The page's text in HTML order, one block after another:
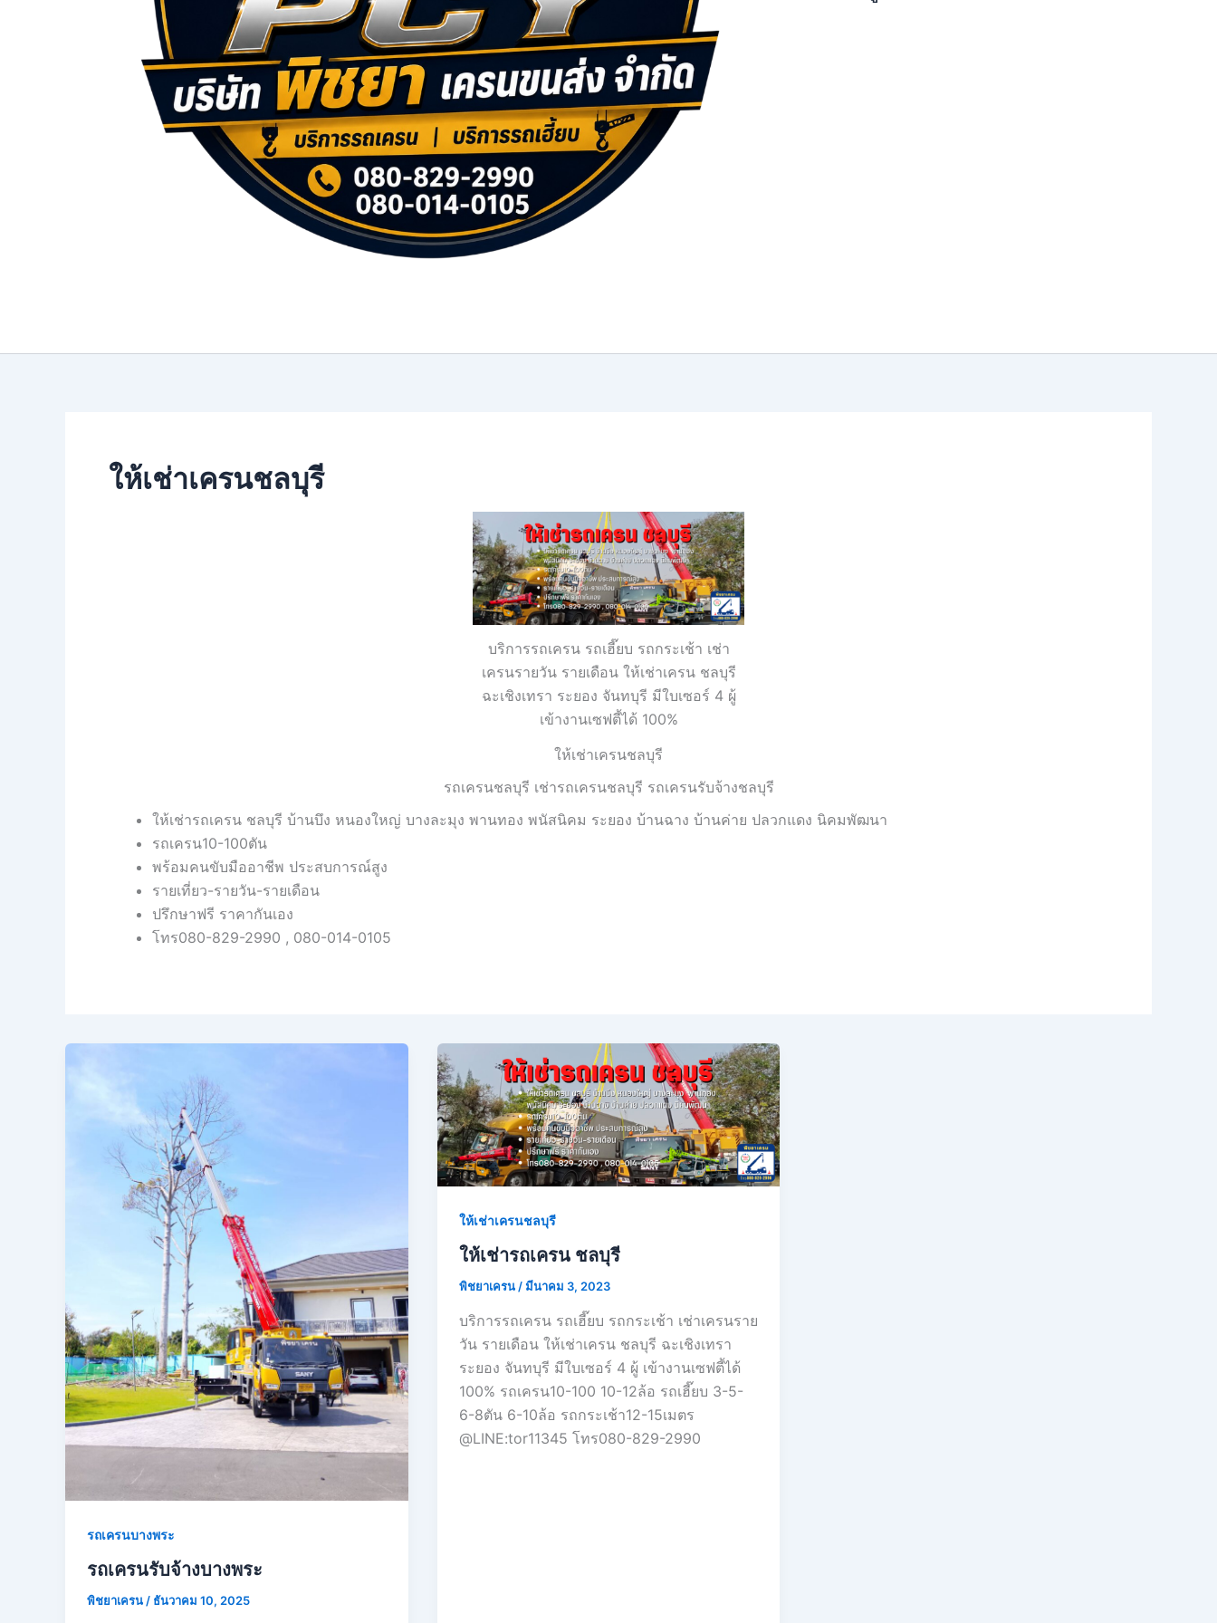
ให้เช่าเครนชลบุรี
บริการรถเครน รถเฮี๊ยบ รถกระเช้า เช่า
เครนรายวัน รายเดือน ให้เช่าเครน ชลบุรี
ฉะเชิงเทรา ระยอง จันทบุรี มีใบเซอร์ 4 ผู้
เข้างานเซฟตี้ได้ 100%
ให้เช่าเครนชลบุรี
รถเครนชลบุรี เช่ารถเครนชลบุรี รถเครนรับจ้างชลบุรี
ให้เช่ารถเครน ชลบุรี บ้านบึง หนองใหญ่ บางละมุง พานทอง พนัสนิคม ระยอง บ้านฉาง บ้านค่าย ปลวกแดง นิคมพัฒนา
รถเครน10-100ตัน
พร้อมคนขับมืออาชีพ ประสบการณ์สูง
รายเที่ยว-รายวัน-รายเดือน
ปรึกษาฟรี ราคากันเอง
โทร080-829-2990 , 080-014-0105
รถเครนบางพระ
รถเครนรับจ้างบางพระ
พิชยาเครน / ธันวาคม 10, 2025
ให้เช่าเครนชลบุรี
ให้เช่ารถเครน ชลบุรี
พิชยาเครน /มีนาคม 3, 2023
บริการรถเครน รถเฮี๊ยบ รถกระเช้า เช่าเครนราย
วัน รายเดือน ให้เช่าเครน ชลบุรี ฉะเชิงเทรา
ระยอง จันทบุรี มีใบเซอร์ 4 ผู้ เข้างานเซฟตี้ได้
100% รถเครน10-100 10-12ล้อ รถเฮี๊ยบ 3-5-
6-8ตัน 6-10ล้อ รถกระเช้า12-15เมตร
@LINE:tor11345 โทร080-829-2990